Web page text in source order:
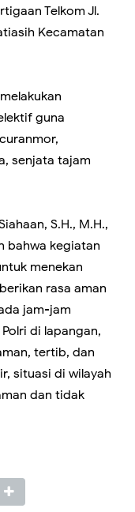
Telkom Jl.
Kecamatan
guna
senjata tajam
S.H., M.H.,
bahwa kegiatan
menekan
rasa aman
jam-jam
di lapangan,
tertib, dan
situasi di wilayah
dan tidak